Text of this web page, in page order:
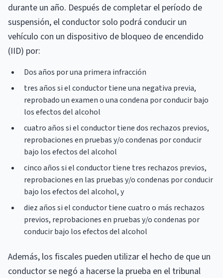
durante un año. Después de completar el período de
suspensión, el conductor solo podrá conducir un
vehículo con un dispositivo de bloqueo de encendido
(IID) por:
Dos años por una primera infracción
tres años si el conductor tiene una negativa previa,
reprobado un examen o una condena por conducir bajo
los efectos del alcohol
cuatro años si el conductor tiene dos rechazos previos,
reprobaciones en pruebas y/o condenas por conducir
bajo los efectos del alcohol
cinco años si el conductor tiene tres rechazos previos,
reprobaciones en las pruebas y/o condenas por conducir
bajo los efectos del alcohol, y
diez años si el conductor tiene cuatro o más rechazos
previos, reprobaciones en pruebas y/o condenas por
conducir bajo los efectos del alcohol
Además, los fiscales pueden utilizar el hecho de que un
conductor se negó a hacerse la prueba en el tribunal